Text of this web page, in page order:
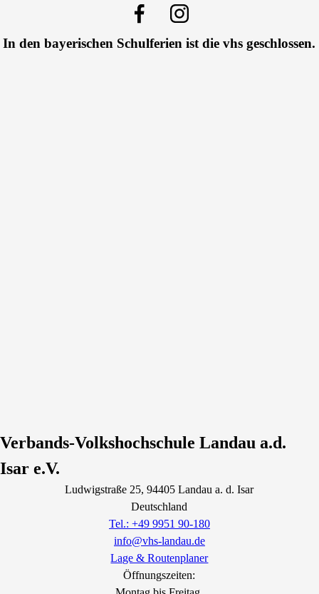
In den bayerischen Schulferien ist die vhs geschlossen.
Verbands-Volkshochschule Landau a.d.
Isar e.V.
Ludwigstraße 25, 94405Landau a. d. Isar
Deutschland
Tel.: +49 9951 90-180
info@vhs-landau.de
Lage & Routenplaner
Öffnungszeiten: